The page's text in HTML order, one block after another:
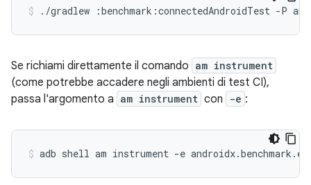
./gradlew :benchmark:connectedAndroidTest -P
Se richiami direttamente il comando am instrument
(come potrebbe accadere negli ambienti di test CI),
passa l'argomento a am instrument con -e :
adb shell am instrument -e